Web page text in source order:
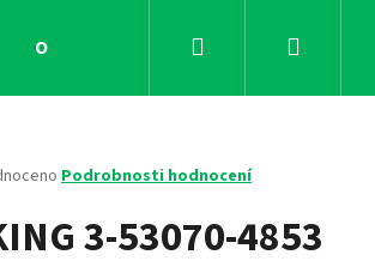
Obchodní podmínky Kontakty
Podrobnosti hodnocení
3-53070-4853